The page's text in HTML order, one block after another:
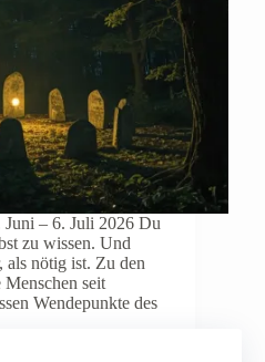
– 6. Juli 2026 Du
zu wissen. Und
als nötig ist. Zu den
Menschen seit
Wendepunkte des